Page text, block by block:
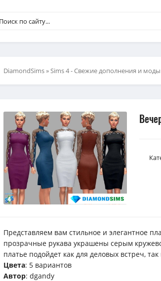
DiamondSims»Sims 4 - Свежие дополнения и моды
Представляем вам стильное и элегантное
прозрачные рукава украшены серым
платье подойдет как для деловых встреч,
Цвета: 5 вариантов
Автор: dgandy